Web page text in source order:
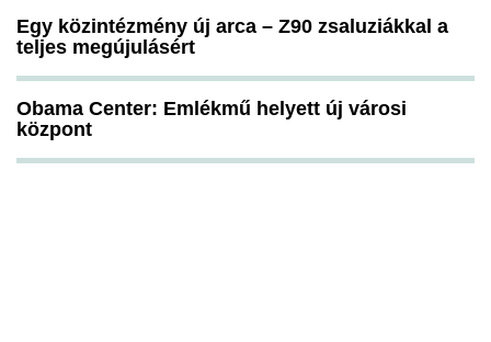
Egy közintézmény új arca – Z90 zsaluziákkal a
teljes megújulásért
Obama Center: Emlékmű helyett új városi
központ